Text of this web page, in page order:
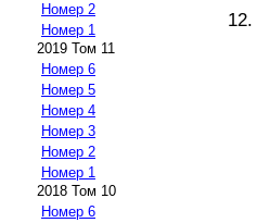
Номер 2
Номер 1
2019 Том 11
Номер 6
Номер 5
Номер 4
Номер 3
Номер 2
Номер 1
2018 Том 10
Номер 6